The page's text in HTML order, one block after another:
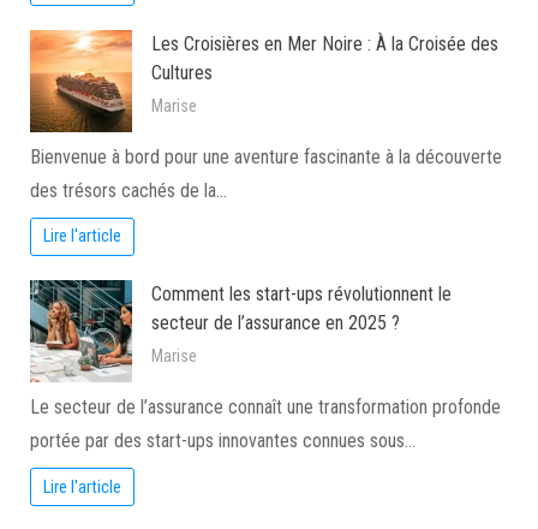
Les Croisières en Mer Noire : À la Croisée des
Cultures
Marise
Bienvenue à bord pour une aventure fascinante à la découverte
des trésors cachés de la…
Lire l'article
Comment les start-ups révolutionnent le
secteur de l’assurance en 2025 ?
Marise
Le secteur de l’assurance connaît une transformation profonde
portée par des start-ups innovantes connues sous…
Lire l'article